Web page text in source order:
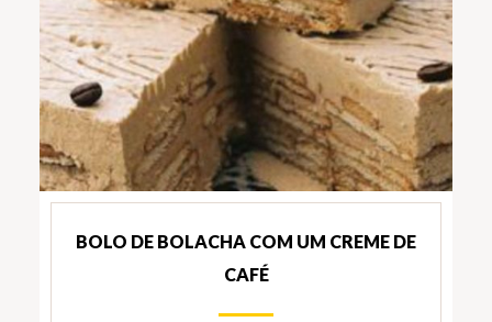
BOLO DE BOLACHA COM UM CREME DE
CAFÉ